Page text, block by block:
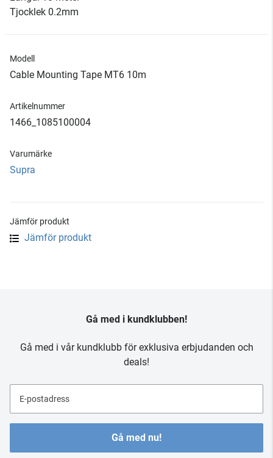
Tjocklek 0.2mm
Modell
Cable Mounting Tape MT6 10m
Artikelnummer
1466_1085100004
Varumärke
Supra
Jämför produkt
Jämför produkt
Gå med i kundklubben!
Gå med i vår kundklubb för exklusiva erbjudanden och
deals!
E-postadress
Gå med nu!